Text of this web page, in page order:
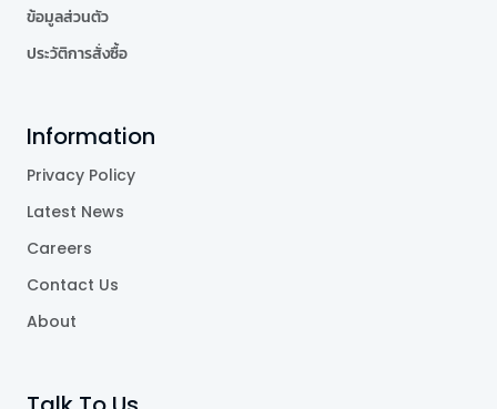
ข้อมูลส่วนตัว
ประวัติการสั่งซื้อ
Information
Privacy Policy
Latest News
Careers
Contact Us
About